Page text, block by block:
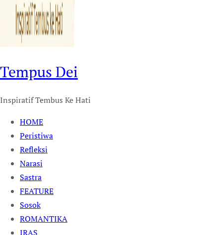
Tempus Dei
Inspiratif Tembus Ke Hati
HOME
Peristiwa
Refleksi
Narasi
Sastra
FEATURE
Sosok
ROMANTIKA
IRAS